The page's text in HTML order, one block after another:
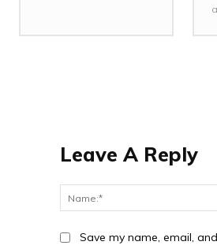
Leave A Reply
Save my name, email,